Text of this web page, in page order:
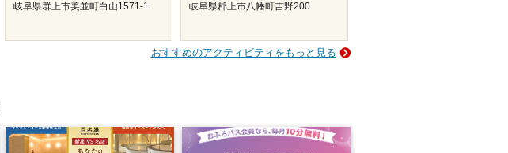
岐阜県群上市美並町白山1571-1 岐阜県郡上市八幡町吉野200
おすすめのアクティビティをもっと見る